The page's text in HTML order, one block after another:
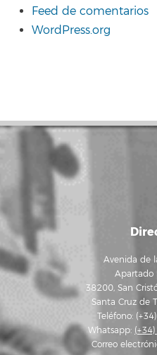
Feed de comentarios
WordPress.org
Avenida de
Apartado
38200, San
Santa Cruz de
Teléfono:
Whatsapp:
Correo